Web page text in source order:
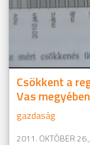
Csökkent a
Vas megyében
gazdaság
2011. OKTÓBER